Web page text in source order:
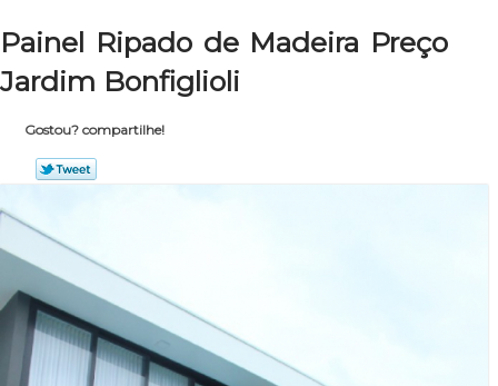
Painel Ripado de Madeira Preço
Jardim Bonfiglioli
Gostou? compartilhe!